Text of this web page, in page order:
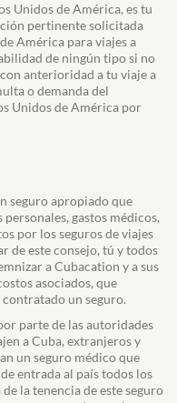
Unidos de América, es tu
pertinente solicitada
América para viajes a
de ningún tipo si no
anterioridad a tu viaje a
o demanda del
Unidos de América por
seguro apropiado que
gastos médicos,
por los seguros de viajes
de este consejo, tú y todos
a Cubacation y a sus
asociados, que
un seguro.
parte de las autoridades
a Cuba, extranjeros y
un seguro médico que
entrada al país todos los
la tenencia de este seguro